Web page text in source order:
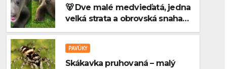
🐻 Dve malé medvieďatá, jedna
veľká strata a obrovská snaha
zachrániť život
PAVÚKY
Skákavka pruhovaná – malý